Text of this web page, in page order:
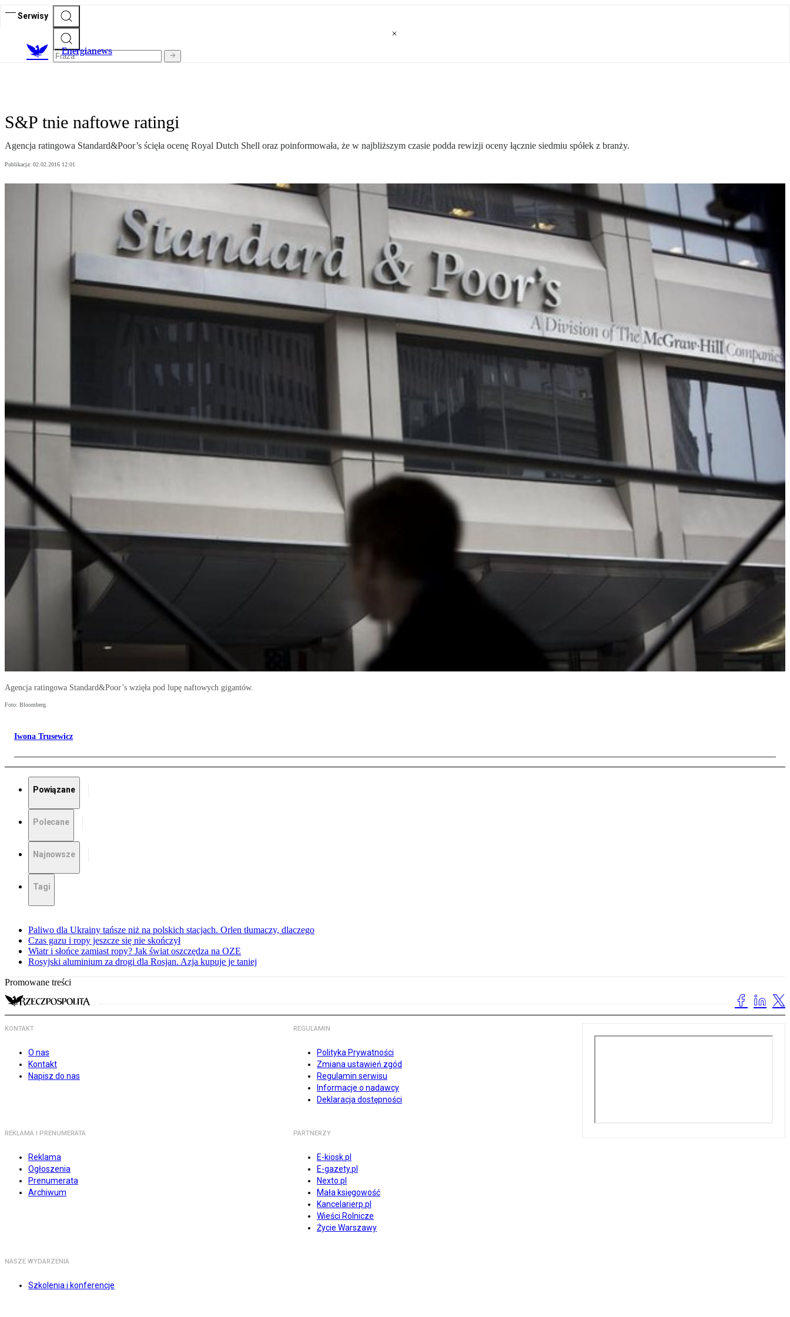
Serwisy
Energianews
S&P tnie naftowe ratingi
Agencja ratingowa Standard&Poor’s ścięła ocenę Royal Dutch Shell oraz poinformowała, że w najbliższym czasie podda rewizji oceny łącznie siedmiu spółek z branży.
Publikacja: 02.02.2016 12:01
Agencja ratingowa Standard&Poor’s wzięła pod lupę naftowych gigantów.
Foto: Bloomberg
Iwona Trusewicz
Powiązane
Polecane
Najnowsze
Tagi
Paliwo dla Ukrainy tańsze niż na polskich stacjach. Orlen tłumaczy, dlaczego
Czas gazu i ropy jeszcze się nie skończył
Wiatr i słońce zamiast ropy? Jak świat oszczędza na OZE
Rosyjski aluminium za drogi dla Rosjan. Azja kupuje je taniej
Promowane treści
KONTAKT
O nas
Kontakt
Napisz do nas
REGULAMIN
Polityka Prywatności
Zmiana ustawień zgód
Regulamin serwisu
Informacje o nadawcy
Deklaracja dostępności
REKLAMA I PRENUMERATA
Reklama
Ogłoszenia
Prenumerata
Archiwum
PARTNERZY
E-kiosk.pl
E-gazety.pl
Nexto.pl
Mała księgowość
Kancelarierp.pl
Wieści Rolnicze
Życie Warszawy
NASZE WYDARZENIA
Szkolenia i konferencje